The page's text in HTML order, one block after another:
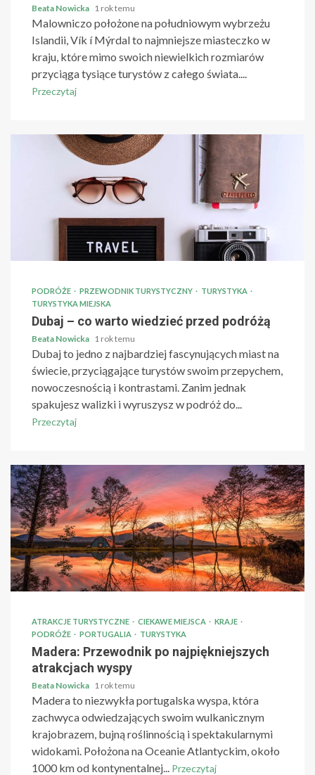
Beata Nowicka 1 rok temu
Malowniczo położone na południowym wybrzeżu
Islandii, Vík í Mýrdal to najmniejsze miasteczko w
kraju, które mimo swoich niewielkich rozmiarów
przyciąga tysiące turystów z całego świata....
Przeczytaj
PODRÓŻE PRZEWODNIK TURYSTYCZNY
TURYSTYKA
TURYSTYKA MIEJSKA
Dubaj – co warto wiedzieć przed podróżą
Beata Nowicka 1 rok temu
Dubaj to jedno z najbardziej fascynujących miast na
świecie, przyciągające turystów swoim przepychem,
nowoczesnością i kontrastami. Zanim jednak
spakujesz walizki i wyruszysz w podróż do...
Przeczytaj
ATRAKCJE TURYSTYCZNE CIEKAWE MIEJSCA
KRAJE
PODRÓŻE
PORTUGALIA TURYSTYKA
Madera: Przewodnik po najpiękniejszych
atrakcjach wyspy
Beata Nowicka 1 rok temu
Madera to niezwykła portugalska wyspa, która
zachwyca odwiedzających swoim wulkanicznym
krajobrazem, bujną roślinnością i spektakularnymi
widokami. Położona na Oceanie Atlantyckim, około
1000 km od kontynentalnej...
Przeczytaj